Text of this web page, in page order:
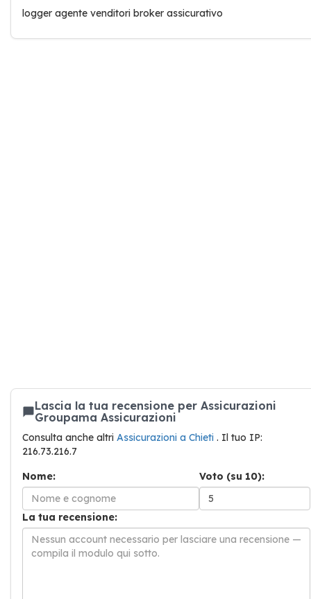
logger agente venditori broker assicurativo
Lascia la tua recensione per Assicurazioni
Groupama Assicurazioni
Consulta anche altri Assicurazioni a Chieti . Il tuo IP:
216.73.216.7
Nome:
Voto (su 10):
La tua recensione: